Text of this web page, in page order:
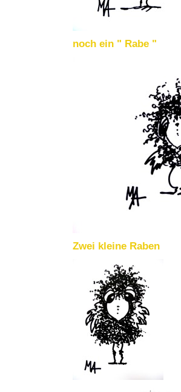
noch ein " Rabe "
Zwei kleine Raben